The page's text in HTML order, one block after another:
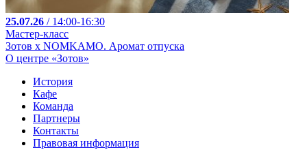
25.07.26 / 14:00-16:30
Мастер-класс
Зотов х NOMKAMO. Аромат отпуска
О центре «Зотов»
История
Кафе
Команда
Партнеры
Контакты
Правовая информация